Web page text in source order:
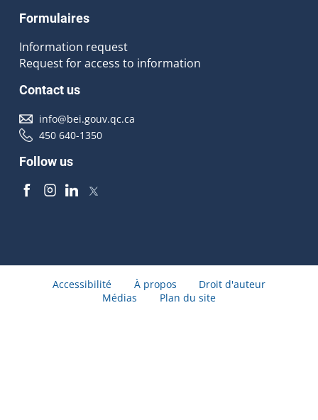
Formulaires
Information request
Request for access to information
Contact us
info@bei.gouv.qc.ca
450 640-1350
Follow us
Accessibilité À propos
Droit d'auteur
Médias
Plan du site